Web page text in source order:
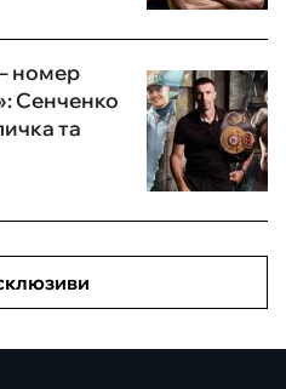
номер
Сенченко
та